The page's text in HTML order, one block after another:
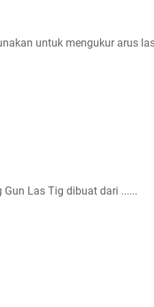
untuk mengukur arus
Gun Las Tig dibuat dari ......